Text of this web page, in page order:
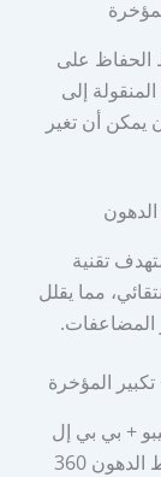
الحفاظ على
إلى
يمكن أن تغير
تقنية
مما يقلل
المضاعفات.
المؤخرة
+ بي بي إل
مع إجراءات مثل **نحت البطن** أو **شفط الدهون 360